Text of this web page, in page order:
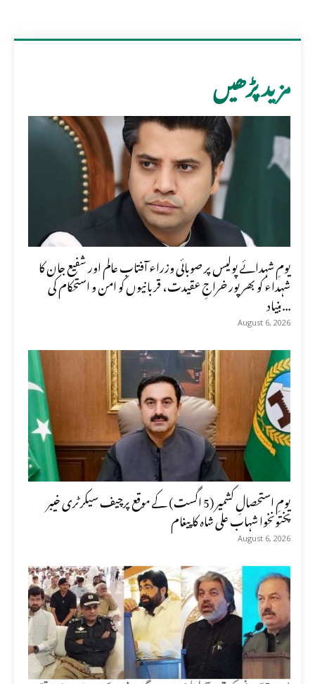
مزید پڑھیں
یومِ شہدائے پولیس پر صوبائی وزراء آفتاب عالم اور شفیع جان کا
شہداء کو بھرپور خراجِ عقیدت، قربانیوں کو امن و استحکام کی
بنیاد...
August 6, 2026
یومِ استحصالِ کشمیر (5 اگست) کے موقع پرچیف سیکرٹری خیبر
پختونخوا شہاب علی شاہ کا پیغام
August 6, 2026